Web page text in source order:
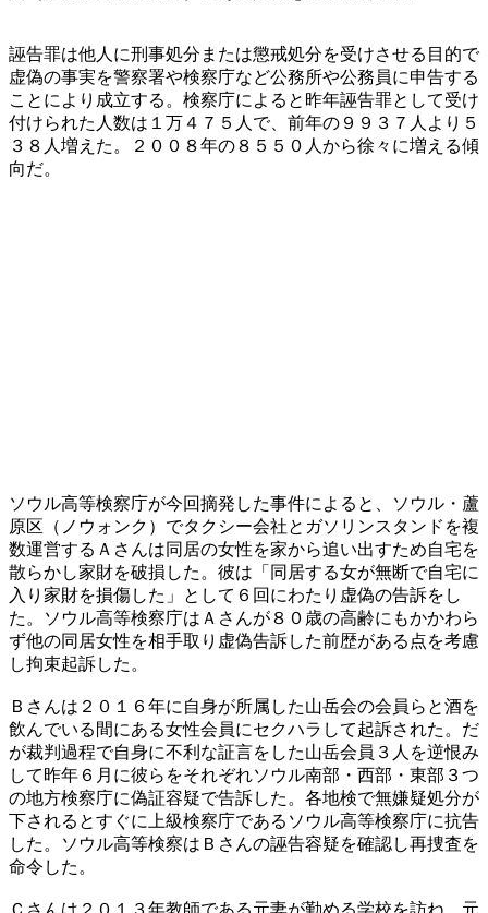
誣告罪は他人に刑事処分または懲戒処分を受けさせる目的で
虚偽の事実を警察署や検察庁など公務所や公務員に申告する
ことにより成立する。検察庁によると昨年誣告罪として受け
付けられた人数は１万４７５人で、前年の９９３７人より５
３８人増えた。２００８年の８５５０人から徐々に増える傾
向だ。
ソウル高等検察庁が今回摘発した事件によると、ソウル・蘆
原区（ノウォンク）でタクシー会社とガソリンスタンドを複
数運営するＡさんは同居の女性を家から追い出すため自宅を
散らかし家財を破損した。彼は「同居する女が無断で自宅に
入り家財を損傷した」として６回にわたり虚偽の告訴をし
た。ソウル高等検察庁はＡさんが８０歳の高齢にもかかわら
ず他の同居女性を相手取り虚偽告訴した前歴がある点を考慮
し拘束起訴した。
Ｂさんは２０１６年に自身が所属した山岳会の会員らと酒を
飲んでいる間にある女性会員にセクハラして起訴された。だ
が裁判過程で自身に不利な証言をした山岳会員３人を逆恨み
して昨年６月に彼らをそれぞれソウル南部・西部・東部３つ
の地方検察庁に偽証容疑で告訴した。各地検で無嫌疑処分が
下されるとすぐに上級検察庁であるソウル高等検察庁に抗告
した。ソウル高等検察はＢさんの誣告容疑を確認し再捜査を
命令した。
Ｃさんは２０１３年教師である元妻が勤める学校を訪ね、元